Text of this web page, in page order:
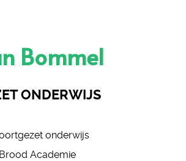
Bommel
ONDERWIJS
onderwijs
Academie